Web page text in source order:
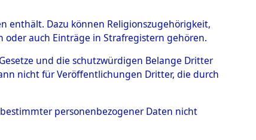
betroffenen
enthält. Dazu können Religionszugehörigkeit,
auch Einträge in Strafregistern gehören.
und die schutzwürdigen Belange Dritter
nicht für Veröffentlichungen Dritter, die durch
personenbezogener Daten nicht